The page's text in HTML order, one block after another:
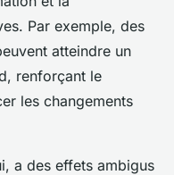
Par exemple, des
atteindre un
renforçant le
les changements
a des effets ambigus